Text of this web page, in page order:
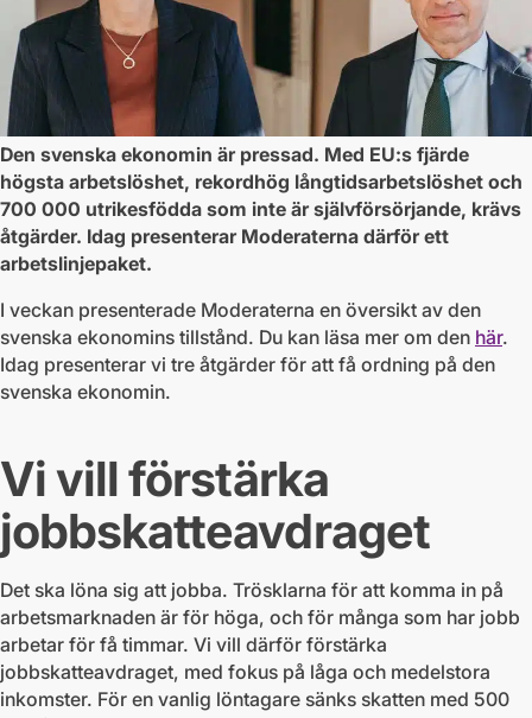
Den svenska ekonomin är pressad. Med EU:s fjärde
högsta arbetslöshet, rekordhög långtidsarbetslöshet och
700 000 utrikesfödda som inte är självförsörjande, krävs
åtgärder. Idag presenterar Moderaterna därför ett
arbetslinjepaket.
I veckan presenterade Moderaterna en översikt av den
svenska ekonomins tillstånd. Du kan läsa mer om den här.
Idag presenterar vi tre åtgärder för att få ordning på den
svenska ekonomin.
Vi vill förstärka
jobbskatteavdraget
Det ska löna sig att jobba. Trösklarna för att komma in på
arbetsmarknaden är för höga, och för många som har jobb
arbetar för få timmar. Vi vill därför förstärka
jobbskatteavdraget, med fokus på låga och medelstora
inkomster. För en vanlig löntagare sänks skatten med 500